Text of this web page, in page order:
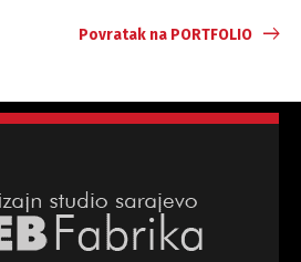
Povratak na PORTFOLIO